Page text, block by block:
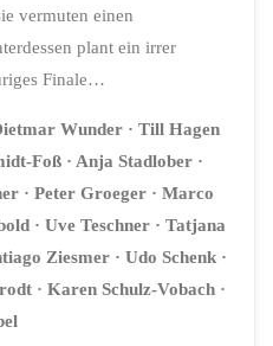
vermuten einen
plant ein irrer
Finale…
Wunder · Till Hagen
Foß · Anja Stadlober ·
· Peter Groeger ·Marco
· Uve Teschner · Tatjana
Ziesmer · Udo Schenk ·
· Karen Schulz-Vobach ·